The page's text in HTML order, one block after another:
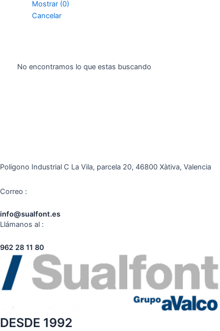
Mostrar (0)
Cancelar
No encontramos lo que estas buscando
Poligono Industrial C La Vila, parcela 20, 46800 Xàtiva, Valencia
Correo :
info@sualfont.es
Llámanos al :
962 28 11 80
DESDE 1992